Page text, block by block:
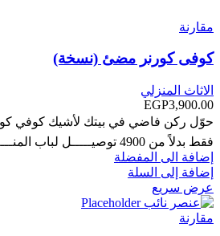
مقارنة
كوفى كورنر مضئ (نسخة)
الاثاث المنزلي
EGP3,900.00
فقط بدلاً من 4900 توصيـــــل لباب المنــــزل معاينه
إضافة الى المفضلة
إضافة إلى السلة
عرض سريع
مقارنة